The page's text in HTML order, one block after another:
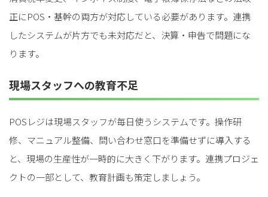
正にPOS・基幹の両方が対応している必要があります。連携
したシステムが片方でも未対応だと、決算・申告で問題にな
ります。
現場スタッフへの教育不足
POSレジは現場スタッフが毎日使うシステムです。操作研
修、マニュアル整備、問い合わせ窓口を準備せずに導入する
と、現場の生産性が一時的に大きく下がります。連携プロジェ
クトの一部として、教育計画も策定しましょう。